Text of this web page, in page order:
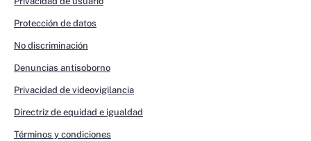
Protección de datos
No discriminación
Denuncias antisoborno
Privacidad de videovigilancia
Directriz de equidad e igualdad
Términos y condiciones